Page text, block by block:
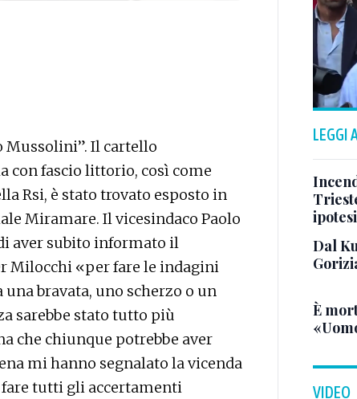
Mussolini”. Il cartello
con fascio littorio, così come
Rsi, è stato trovato esposto in
Miramare. Il vicesindaco Paolo
aver subito informato il
Milocchi «per fare le indagini
una bravata, uno scherzo o un
sarebbe stato tutto più
che chiunque potrebbe aver
mi hanno segnalato la vicenda
tutti gli accertamenti
LEGGI
Dal
È
VIDEO